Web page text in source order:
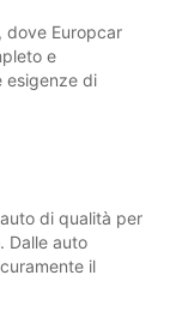
dove Europcar
e
esigenze di
di qualità per
Dalle auto
il